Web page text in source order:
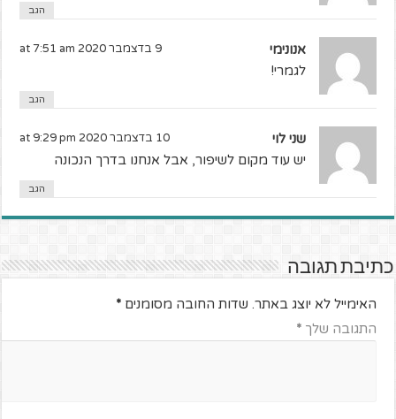
הגב
אנונימי 9 בדצמבר 2020 at 7:51 am
לגמרי!
הגב
שני לוי 10 בדצמבר 2020 at 9:29 pm
יש עוד מקום לשיפור, אבל אנחנו בדרך הנכונה
הגב
כתיבת תגובה
האימייל לא יוצג באתר. שדות החובה מסומנים*
התגובה שלך*